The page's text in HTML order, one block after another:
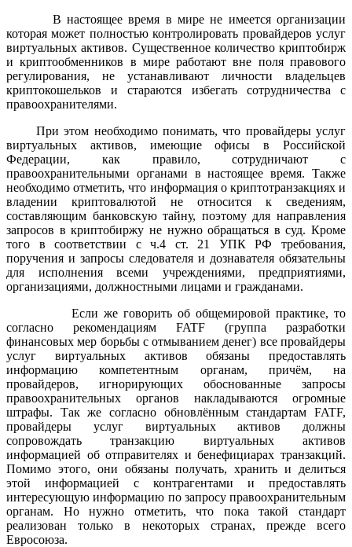
В настоящее время в мире не имеется организации
которая может полностью контролировать провайдеров услуг
виртуальных активов. Существенное количество криптобирж
и криптообменников в мире работают вне поля правового
регулирования, не устанавливают личности владельцев
криптокошельков и стараются избегать сотрудничества с
правоохранителями.
При этом необходимо понимать, что провайдеры услуг
виртуальных активов, имеющие офисы в Российской
Федерации, как правило, сотрудничают с
правоохранительными органами в настоящее время. Также
необходимо отметить, что информация о криптотранзакциях и
владении криптовалютой не относится к сведениям,
составляющим банковскую тайну, поэтому для направления
запросов в криптобиржу не нужно обращаться в суд. Кроме
того в соответствии с ч.4 ст. 21 УПК РФ требования,
поручения и запросы следователя и дознавателя обязательны
для исполнения всеми учреждениями, предприятиями,
организациями, должностными лицами и гражданами.
Если же говорить об общемировой практике, то
согласно рекомендациям FATF (группа разработки
финансовых мер борьбы с отмыванием денег) все провайдеры
услуг виртуальных активов обязаны предоставлять
информацию компетентным органам, причём, на
провайдеров, игнорирующих обоснованные запросы
правоохранительных органов накладываются огромные
штрафы. Так же согласно обновлённым стандартам FATF,
провайдеры услуг виртуальных активов должны
сопровождать транзакцию виртуальных активов
информацией об отправителях и бенефициарах транзакций.
Помимо этого, они обязаны получать, хранить и делиться
этой информацией с контрагентами и предоставлять
интересующую информацию по запросу правоохранительным
органам. Но нужно отметить, что пока такой стандарт
реализован только в некоторых странах, прежде всего
Евросоюза.